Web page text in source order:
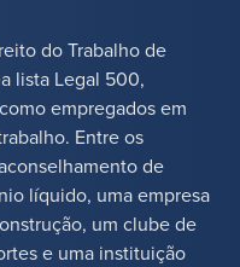
do Trabalho de
lista Legal 500,
empregados em
Entre os
de
líquido, uma empresa
um clube de
e uma instituição